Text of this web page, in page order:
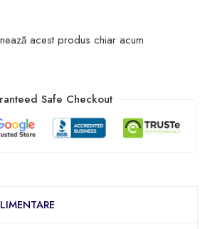
acest produs chiar acum
Safe Checkout